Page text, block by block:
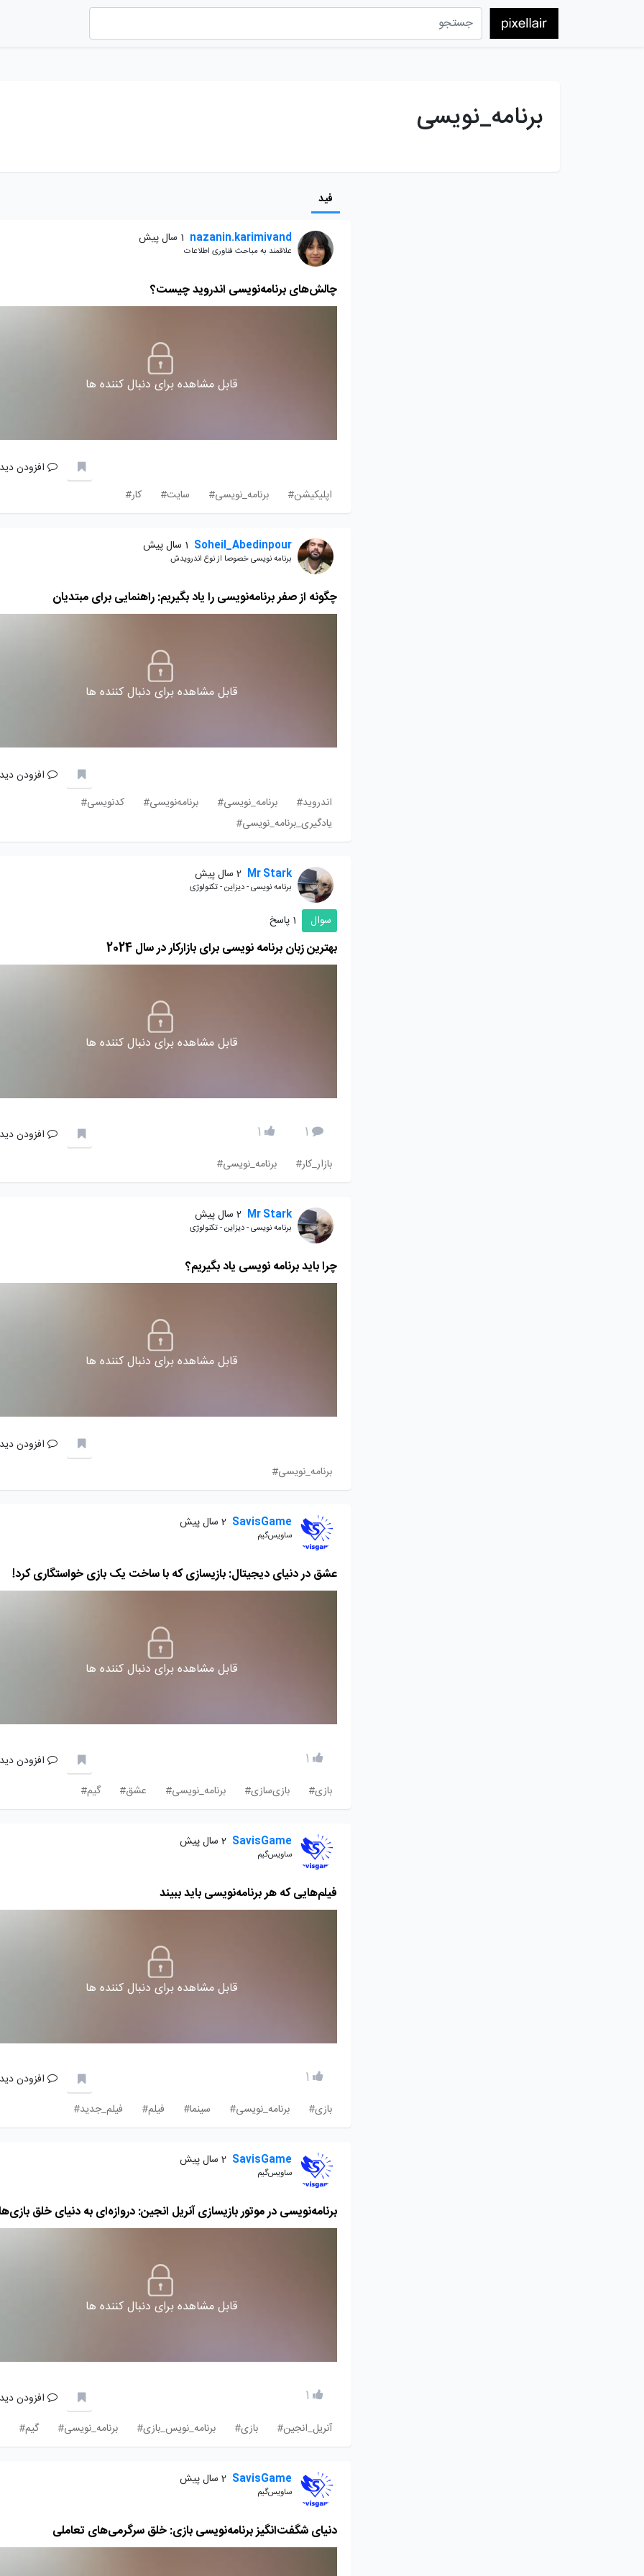
برنامه_نویسی
فید
nazanin.karimivand 1 سال پیش
علاقمند به مباحث فناوری اطلاعات
چالش‌های برنامه‌نویسی اندروید چیست؟
قابل مشاهده برای دنبال کننده ها
افزودن
اپلیکیشن#
برنامه_نویسی# سایت# کار#
Soheil_Abedinpour 1 سال پیش
برنامه نویسی خصوصا از نوع اندرویدش
چگونه از صفر برنامه‌نویسی را یاد بگیریم: راهنمایی برای مبتدیان
قابل مشاهده برای دنبال کننده ها
افزودن
اندروید#
برنامه_نویسی# برنامه‌نویسی#
کدنویسی#
یادگیری_برنامه_نویسی#
Mr Stark 2 سال پیش
برنامه نویسی - دیزاین - تکنولوژی
سوال 1 پاسخ
بهترین زبان برنامه نویسی برای بازارکار در سال 2024
قابل مشاهده برای دنبال کننده ها
1
1
افزودن
بازار_کار#
برنامه_نویسی#
Mr Stark 2 سال پیش
برنامه نویسی - دیزاین - تکنولوژی
چرا باید برنامه نویسی یاد بگیریم؟
قابل مشاهده برای دنبال کننده ها
افزودن
برنامه_نویسی#
SavisGame 2 سال پیش
ساویس‌گیم
عشق در دنیای دیجیتال: بازیسازی که با ساخت یک بازی خواستگاری کرد!
قابل مشاهده برای دنبال کننده ها
1
افزودن
بازی#
بازی‌سازی# برنامه_نویسی# عشق# گیم#
SavisGame 2 سال پیش
ساویس‌گیم
فیلم‌هایی که هر برنامه‌نویسی باید ببیند
قابل مشاهده برای دنبال کننده ها
1
افزودن
بازی#
برنامه_نویسی# سینما# فیلم# فیلم_جدید#
SavisGame 2 سال پیش
ساویس‌گیم
برنامه‌نویسی در موتور بازیسازی آنریل انجین: دروازه‌ای به دنیای خلق
قابل مشاهده برای دنبال کننده ها
1
افزودن
آنریل_انجین#
بازی# برنامه_نویس_بازی# برنامه_نویسی# گیم#
SavisGame 2 سال پیش
ساویس‌گیم
دنیای شگفت‌انگیز برنامه‌نویسی بازی: خلق سرگرمی‌های تعاملی